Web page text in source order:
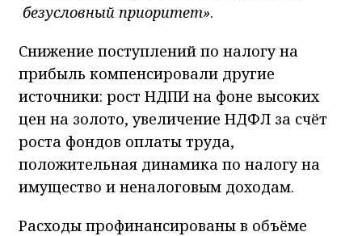
безусловный приоритет».
Снижение поступлений по налогу на
прибыль компенсировали другие
источники: рост НДПИ на фоне высоких
цен на золото, увеличение НДФЛ за счёт
роста фондов оплаты труда,
положительная динамика по налогу на
имущество и неналоговым доходам.
Расходы профинансированы в объёме